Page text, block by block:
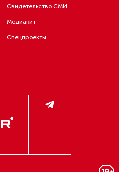
Свидетельство СМИ
Медиакит
Спецпроекты